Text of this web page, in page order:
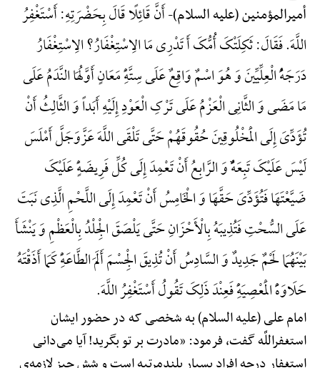
أمیرالمؤمنین (علیه السلام)-أَنَّ قَائِلًا قَالَ بِحَضْرَتِهِ: أَسْتَغْفِرُ
اللَّهَ. فَقَالَ: ثَکِلَتْکَ أُمُّکَ أَ تَدْرِی مَا الِاسْتِغْفَارُ؟ الِاسْتِغْفَارُ
دَرَجَهًُْ الْعِلِّیِّینَ وَ هُوَ اسْمٌ وَاقِعٌ عَلَی سِتَّهًِْ مَعَانٍ أَوَّلُهَا النَّدَمُ عَلَی
مَا مَضَی وَ الثَّانِی الْعَزْمُ عَلَی تَرْکِ الْعَوْدِ إِلَیْهِ أَبَداً وَ الثَّالِثُ أَنْ
تُؤَدِّیَ إِلَی الْمَخْلُوقِینَ حُقُوقَهُمْ حَتَّی تَلْقَی اللَّهَ عَزَّ‌وَ‌جَلَّ أَمْلَسَ
لَیْسَ عَلَیْکَ تَبِعَهًٌْ وَ الرَّابِعُ أَنْ تَعْمِدَ إِلَی کُلِّ فَرِیضَهًٍْ عَلَیْکَ
ضَیَّعْتَهَا فَتُؤَدِّیَ حَقَّهَا وَ الْخَامِسُ أَنْ تَعْمِدَ إِلَی اللَّحْمِ الَّذِی نَبَتَ
عَلَی السُّحْتِ فَتُذِیبَهُ بِالْأَحْزَانِ حَتَّی یَلْصَقَ الْجِلْدُ بِالْعَظْمِ وَ یَنْشَأَ
بَیْنَهُمَا لَحْمٌ جَدِیدٌ وَ السَّادِسُ أَنْ تُذِیقَ الْجِسْمَ أَلَمَ الطَّاعَهًِْ کَمَا أَذَقْتَهُ
حَلَاوَهًَْ الْمَعْصِیَهًِْ فَعِنْدَ ذَلِکَ تَقُولُ أَسْتَغْفِرُ اللَّهَ.
امام علی (علیه السلام) به شخصی که در حضور ایشان
استغفراللَّه گفت، فرمود: «مادرت بر تو بگرید! آیا می‌دانی